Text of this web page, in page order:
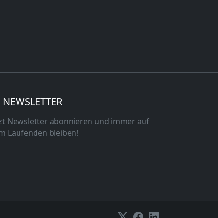
NEWSLETTER
Newsletter abonnieren und immer auf
Laufenden bleiben!